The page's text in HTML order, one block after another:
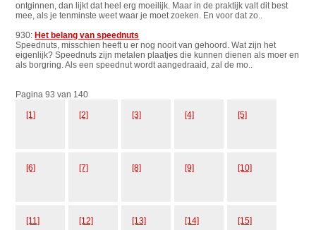
ontginnen, dan lijkt dat heel erg moeilijk. Maar in de praktijk valt dit best
mee, als je tenminste weet waar je moet zoeken. En voor dat zo..
930:Het belang van speednuts
Speednuts, misschien heeft u er nog nooit van gehoord. Wat zijn het
eigenlijk? Speednuts zijn metalen plaatjes die kunnen dienen als moer en
als borgring. Als een speednut wordt aangedraaid, zal de mo..
Pagina 93 van 140
[1] [2] [3] [4] [5]
[6] [7] [8] [9] [10]
[11] [12] [13] [14] [15]